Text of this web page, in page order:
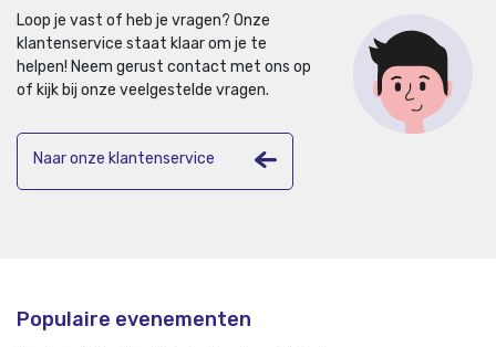
Loop je vast of heb je vragen? Onze
klantenservice staat klaar om je te
helpen! Neem gerust contact met ons op
of kijk bij onze veelgestelde vragen.
Naar onze klantenservice
Populaire evenementen